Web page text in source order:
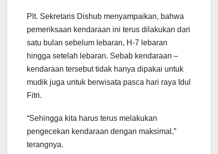
Plt. Sekretaris Dishub menyampaikan, bahwa
pemeriksaan kendaraan ini terus dilakukan dari
satu bulan sebelum lebaran, H-7 lebaran
hingga setelah lebaran. Sebab kendaraan –
kendaraan tersebut tidak hanya dipakai untuk
mudik juga untuk berwisata pasca hari raya Idul
Fitri.
“Sehingga kita harus terus melakukan
pengecekan kendaraan dengan maksimal,”
terangnya.